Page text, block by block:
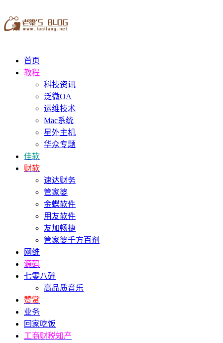
首页
教程
科技资讯
泛微OA
运维技术
Mac系统
星外主机
华众专题
佳软
财软
速达财务
管家婆
金蝶软件
用友软件
友加畅捷
管家婆千方百剂
网维
源码
七零八碎
高品质音乐
赞赏
业务
回家吃饭
工商财税知产